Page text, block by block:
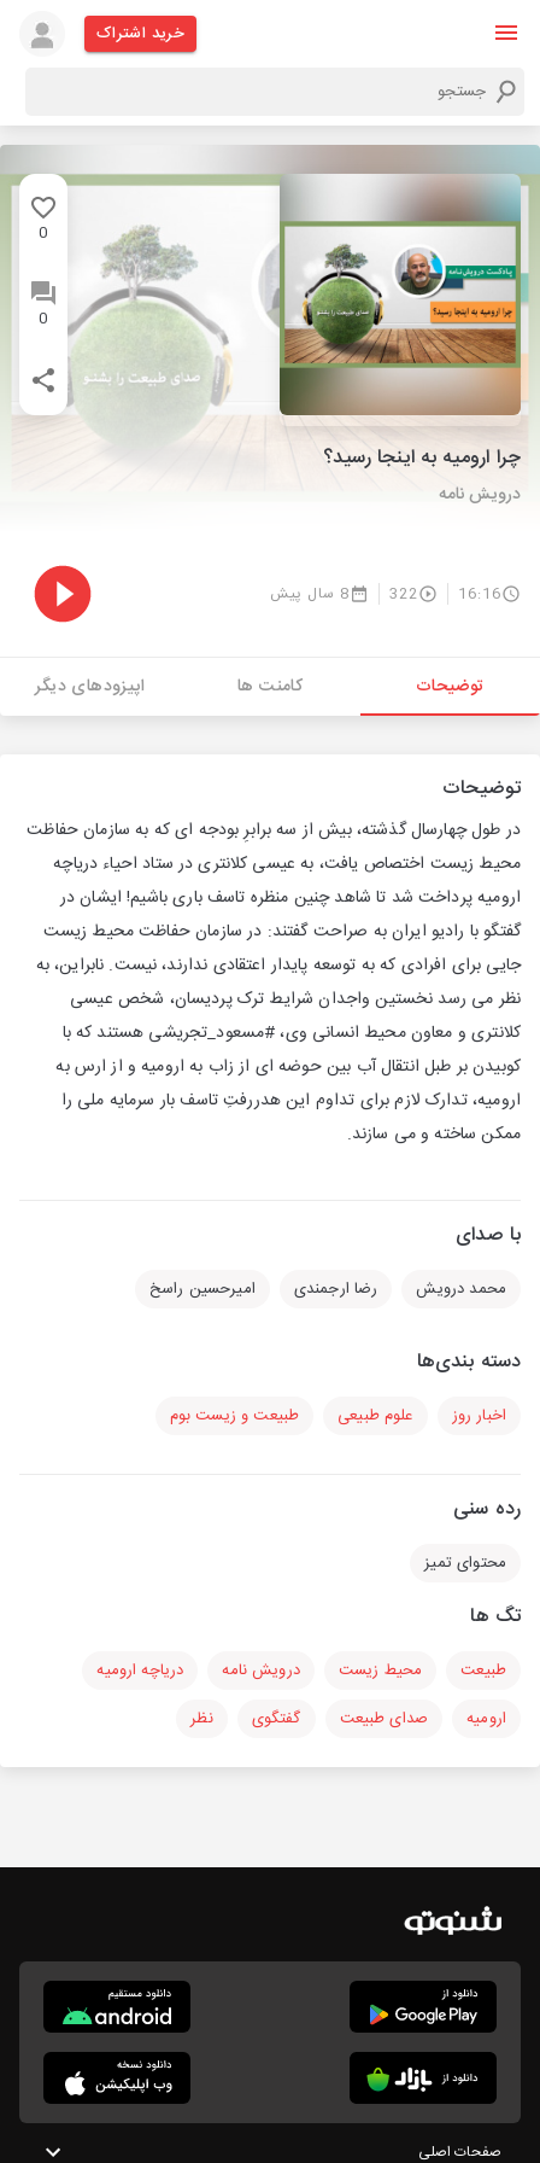
خرید اشتراک
0
0
چرا ارومیه به اینجا رسید؟
درویش نامه
16:16
322 8 سال پیش
توضیحات کامنت ها اپیزودهای دیگر
توضیحات
در طول چهارسال گذشته، بیش از سه برابرِ بودجه ای که به سازمان حفاظت
محیط زیست اختصاص یافت، به عیسی کلانتری در ستاد احیاء دریاچه
ارومیه پرداخت شد تا شاهد چنین منظره تاسف باری باشیم! ایشان در
گفتگو با رادیو ایران به صراحت گفتند: در سازمان حفاظت محیط زیست
جایی برای افرادی که به توسعه پایدار اعتقادی ندارند، نیست. نابراین، به
نظر می رسد نخستین واجدان شرایط ترک پردیسان، شخص عیسی
کلانتری و معاون محیط انسانی وی، #مسعود_تجریشی هستند که با
کوبیدن بر طبل انتقال آب بین حوضه ای از زاب به ارومیه و از ارس به
ارومیه، تدارک لازم برای تداوم این هدررفتِ تاسف بار سرمایه ملی را
ممکن ساخته و می سازند.
با صدای
محمد درویش رضا ارجمندی امیرحسین راسخ
دسته بندی‌ها
اخبار روز علوم طبیعی طبیعت و زیست بوم
رده سنی
محتوای تمیز
تگ ها
طبیعت محیط زیست درویش نامه
دریاچه ارومیه
ارومیه
صدای طبیعت گفتگوی نظر
صفحات اصلی